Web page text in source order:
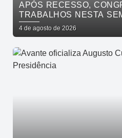
APÓS RECESSO,
TRABALHOS NESTA
4 de agosto de 2026